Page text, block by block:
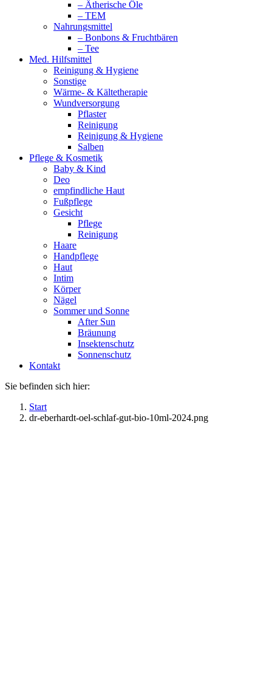
– Ätherische Öle
– TEM
Nahrungsmittel
– Bonbons & Fruchtbären
– Tee
Med. Hilfsmittel
Reinigung & Hygiene
Sonstige
Wärme- & Kältetherapie
Wundversorgung
Pflaster
Reinigung
Reinigung & Hygiene
Salben
Pflege & Kosmetik
Baby & Kind
Deo
empfindliche Haut
Fußpflege
Gesicht
Pflege
Reinigung
Haare
Handpflege
Haut
Intim
Körper
Nägel
Sommer und Sonne
After Sun
Bräunung
Insektenschutz
Sonnenschutz
Kontakt
Sie befinden sich hier:
Start
dr-eberhardt-oel-schlaf-gut-bio-10ml-2024.png